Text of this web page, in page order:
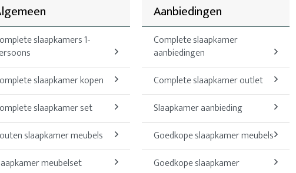
slaapkamers 1-
slaapkamer kopen
slaapkamer set
slaapkamer meubels
meubelset
Aanbiedingen
Complete slaapkamer
aanbiedingen
Complete slaapkamer outlet
Slaapkamer aanbieding
Goedkope slaapkamer meubels
Goedkope slaapkamer